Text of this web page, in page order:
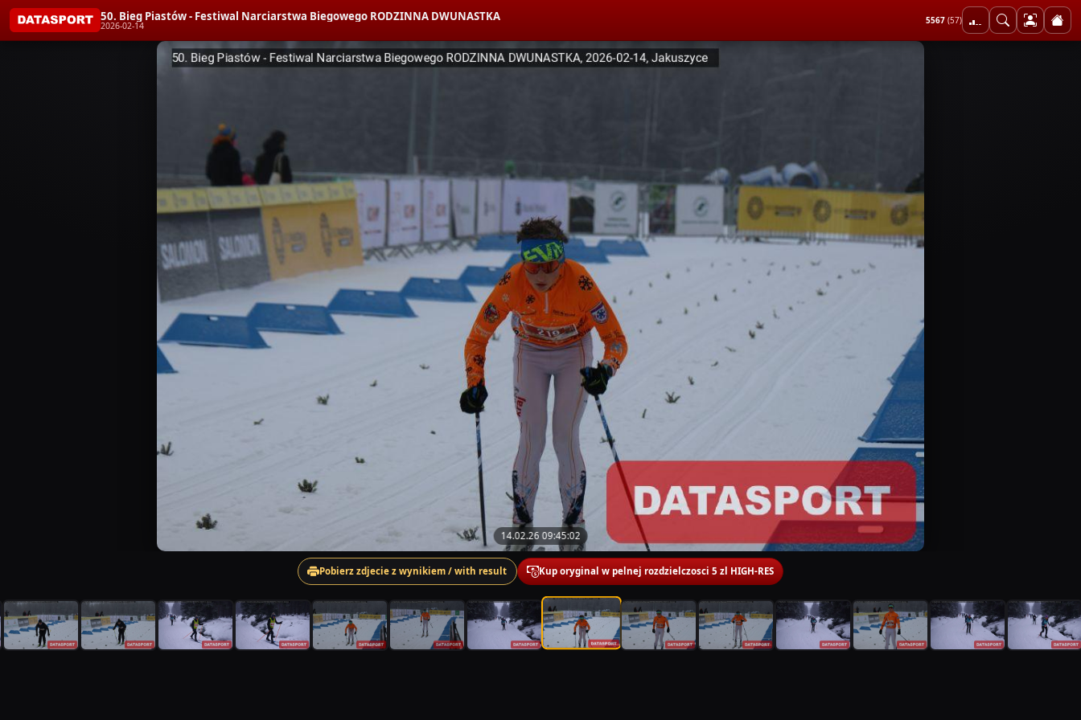
50. Bieg Piastów - Festiwal Narciarstwa Biegowego RODZINNA DWUNASTKA
2026-02-14 5567 (57)
14.02.26 09:45:02
Pobierz zdjecie z wynikiem / with result Kup oryginal w pelnej rozdzielczosci 5 zl HIGH-RES